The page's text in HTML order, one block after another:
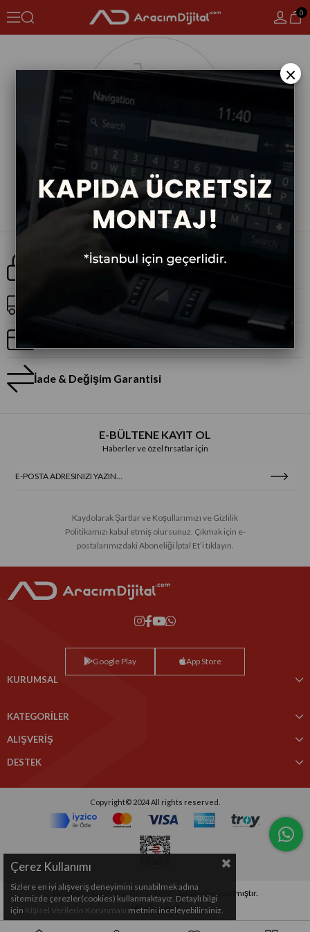
0
Güvenli Alışveriş
İade & Değişim Garantisi
E-BÜLTENE KAYIT OL
Haberler ve özel fırsatlar için
Kaydolarak Şartlar ve Koşullarımızı ve Gizlilik
Politikamızı kabul etmiş olursunuz. Çıkmak için e-
postalarımızdaki Aboneliği İptal Et’i tıklayın.
Google Play App Store
KURUMSAL
KATEGORİLER
ALIŞVERİŞ
DESTEK
Copyright© 2024 All rights reserved.
Bu sitenin kurulumu Keyo Digital tarafından yapılmıştır.
Çerez Kullanımı
Sizlere en iyi alışveriş deneyimini sunabilmek adına
sitemizde çerezler(cookies) kullanmaktayız. Detaylı bilgi
için Kişisel Verilerin Korunması metnini inceleyebilirsiniz.
×